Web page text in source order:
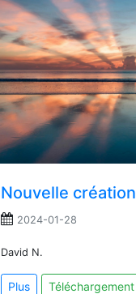
Nouvelle création
2024-01-28
David N.
Plus Téléchargement